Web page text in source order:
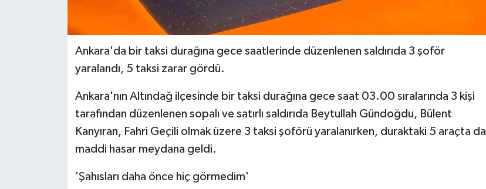
Ankara'da bir taksi durağına gece saatlerinde düzenlenen saldırıda 3 şoför
yaralandı, 5 taksi zarar gördü.
Ankara'nın Altındağ ilçesinde bir taksi durağına gece saat 03.00 sıralarında 3 kişi
tarafından düzenlenen sopalı ve satırlı saldırıda Beytullah Gündoğdu, Bülent
Kanyıran, Fahri Geçili olmak üzere 3 taksi şoförü yaralanırken, duraktaki 5 araçta da
maddi hasar meydana geldi.
'Şahısları daha önce hiç görmedim'